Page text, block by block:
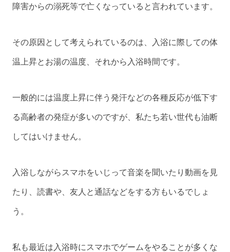
障害からの溺死等で亡くなっていると言われています。
その原因として考えられているのは、入浴に際しての体
温上昇とお湯の温度、それから入浴時間です。
一般的には温度上昇に伴う発汗などの各種反応が低下す
る高齢者の発症が多いのですが、私たち若い世代も油断
してはいけません。
入浴しながらスマホをいじって音楽を聞いたり動画を見
たり、読書や、友人と通話などをする方もいるでしょ
う。
私も最近は入浴時にスマホでゲームをやることが多くな